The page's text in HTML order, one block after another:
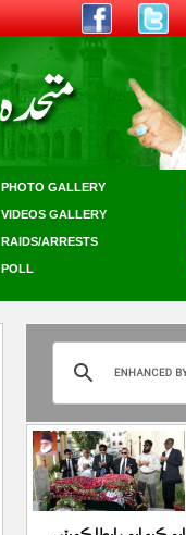
PHOTO GALLERY
VIDEOS GALLERY
RAIDS/ARRESTS
POLL